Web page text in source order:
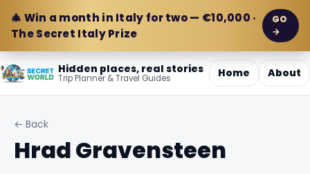
🎄 Win a month in Italy for two — €10,000 ·
The Secret Italy Prize
GO
→
Hidden places, real stories
Trip Planner & Travel Guides Home About
← Back
Hrad Gravensteen